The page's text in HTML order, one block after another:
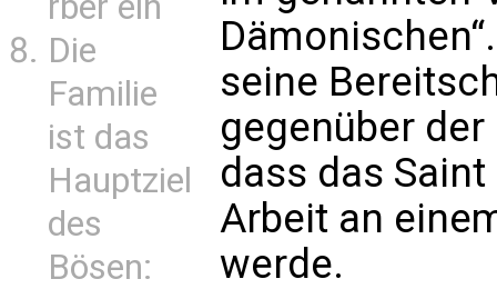
Die
Familie
ist das
Hauptziel
des
Bösen:
seine
gegenüber
dass das
Arbeit an
werde.